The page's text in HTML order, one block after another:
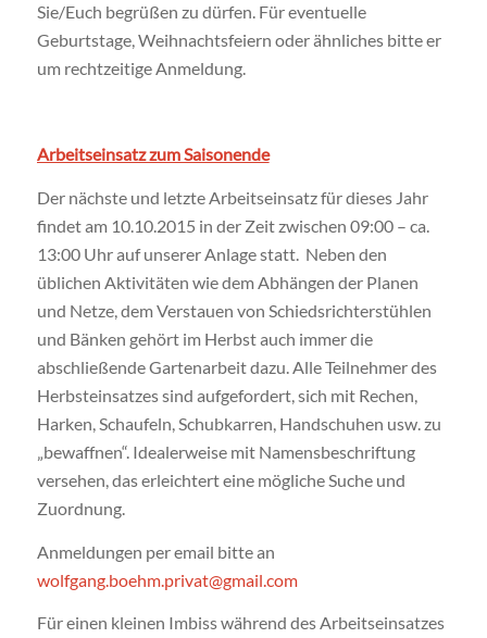
Sie/Euch begrüßen zu dürfen. Für eventuelle
Geburtstage, Weihnachtsfeiern oder ähnliches bitte er
um rechtzeitige Anmeldung.
Arbeitseinsatz zum Saisonende
Der nächste und letzte Arbeitseinsatz für dieses Jahr
findet am 10.10.2015 in der Zeit zwischen 09:00 – ca.
13:00 Uhr auf unserer Anlage statt. Neben den
üblichen Aktivitäten wie dem Abhängen der Planen
und Netze, dem Verstauen von Schiedsrichterstühlen
und Bänken gehört im Herbst auch immer die
abschließende Gartenarbeit dazu. Alle Teilnehmer des
Herbsteinsatzes sind aufgefordert, sich mit Rechen,
Harken, Schaufeln, Schubkarren, Handschuhen usw. zu
„bewaffnen“. Idealerweise mit Namensbeschriftung
versehen, das erleichtert eine mögliche Suche und
Zuordnung.
Anmeldungen per email bitte an
wolfgang.boehm.privat@gmail.com
Für einen kleinen Imbiss während des Arbeitseinsatzes